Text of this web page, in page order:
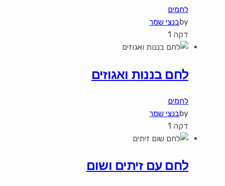
לחמים
byבנצי שמר
דקה 1
לחם בננות ואגוזים
לחמים
byבנצי שמר
דקה 1
לחם עם זיתים ושום